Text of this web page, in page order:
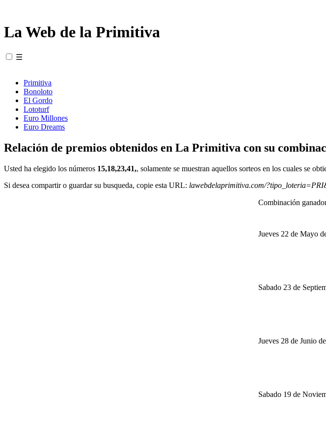
La Web de la Primitiva
☰
Primitiva
Bonoloto
El Gordo
Lototurf
Euro Millones
Euro Dreams
Relación de premios obtenidos en La Primitiva con su
Usted ha elegido los números 15,18,23,41,, solamente se muestran aquellos sorteos en los cuales se
Si desea compartir o guardar su busqueda, copie esta URL: lawebdelaprimitiva.com/
Combinación
Jueves 22 de Mayo
Sabado 23 de
Jueves 28 de Junio
Sabado 19 de